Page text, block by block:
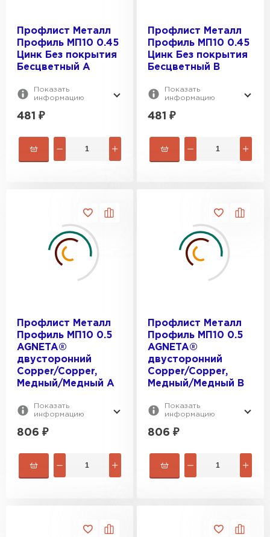
Профлист Металл
Профиль МП10 0.45
Цинк Без покрытия
Бесцветный A
Показать
информацию
481 ₽
Профлист Металл
Профиль МП10 0.45
Цинк Без покрытия
Бесцветный B
Показать
информацию
481 ₽
Профлист Металл
Профиль МП10 0.5
AGNETA®
двусторонний
Copper/Copper,
Медный/Медный A
Показать
информацию
806 ₽
Профлист Металл
Профиль МП10 0.5
AGNETA®
двусторонний
Copper/Copper,
Медный/Медный B
Показать
информацию
806 ₽